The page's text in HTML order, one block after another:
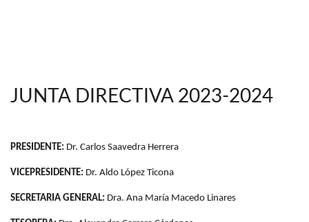
JUNTA DIRECTIVA 2023-2024
PRESIDENTE: Dr. Carlos Saavedra Herrera
VICEPRESIDENTE: Dr. Aldo López Ticona
SECRETARIA GENERAL: Dra. Ana María Macedo Linares